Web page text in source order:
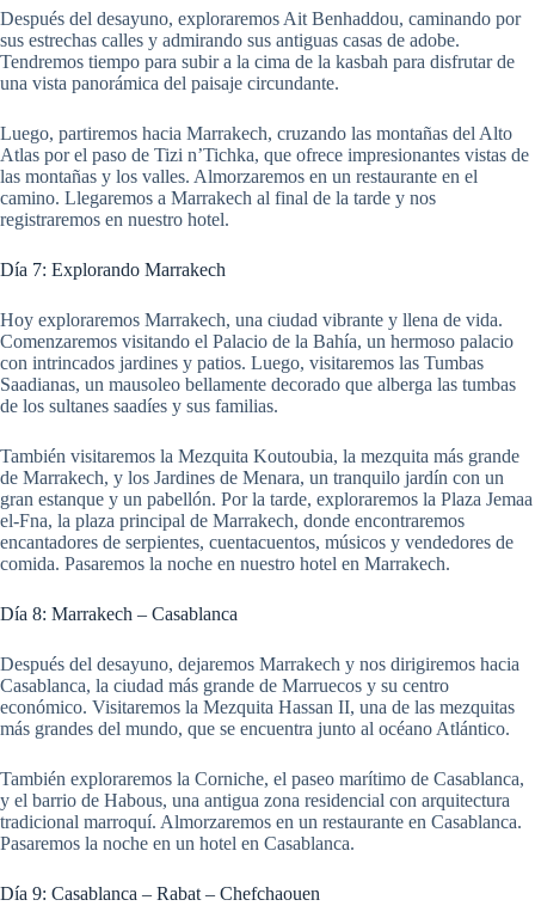
Después del desayuno, exploraremos Ait Benhaddou, caminando por
sus estrechas calles y admirando sus antiguas casas de adobe.
Tendremos tiempo para subir a la cima de la kasbah para disfrutar de
una vista panorámica del paisaje circundante.
Luego, partiremos hacia Marrakech, cruzando las montañas del Alto
Atlas por el paso de Tizi n’Tichka, que ofrece impresionantes vistas de
las montañas y los valles. Almorzaremos en un restaurante en el
camino. Llegaremos a Marrakech al final de la tarde y nos
registraremos en nuestro hotel.
Día 7: Explorando Marrakech
Hoy exploraremos Marrakech, una ciudad vibrante y llena de vida.
Comenzaremos visitando el Palacio de la Bahía, un hermoso palacio
con intrincados jardines y patios. Luego, visitaremos las Tumbas
Saadianas, un mausoleo bellamente decorado que alberga las tumbas
de los sultanes saadíes y sus familias.
También visitaremos la Mezquita Koutoubia, la mezquita más grande
de Marrakech, y los Jardines de Menara, un tranquilo jardín con un
gran estanque y un pabellón. Por la tarde, exploraremos la Plaza Jemaa
el-Fna, la plaza principal de Marrakech, donde encontraremos
encantadores de serpientes, cuentacuentos, músicos y vendedores de
comida. Pasaremos la noche en nuestro hotel en Marrakech.
Día 8: Marrakech – Casablanca
Después del desayuno, dejaremos Marrakech y nos dirigiremos hacia
Casablanca, la ciudad más grande de Marruecos y su centro
económico. Visitaremos la Mezquita Hassan II, una de las mezquitas
más grandes del mundo, que se encuentra junto al océano Atlántico.
También exploraremos la Corniche, el paseo marítimo de Casablanca,
y el barrio de Habous, una antigua zona residencial con arquitectura
tradicional marroquí. Almorzaremos en un restaurante en Casablanca.
Pasaremos la noche en un hotel en Casablanca.
Día 9: Casablanca – Rabat – Chefchaouen